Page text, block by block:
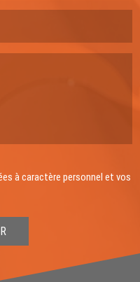
à caractère personnel et vos